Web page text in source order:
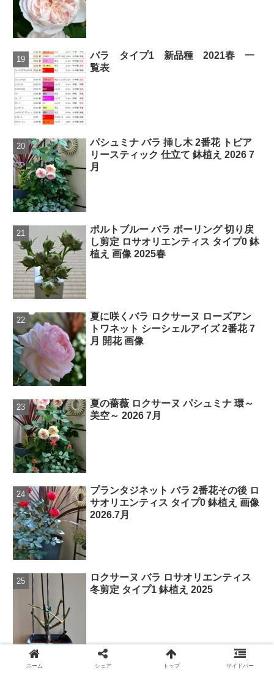
バラ タイプ1 新品種 2021春 一
覧表
パシュミナ バラ 挿し木 2番花 トピア
リースティック 仕立て 鉢植え 2026 7
月
ポルトブルー バラ ボーリング 切り戻
し剪定 ロサオリエンティス タイプ0 鉢
植え 画像 2025春
夏に咲くバラ ロクサーヌ ローズアン
トワネット シーシェルアイズ 2番花 7
月 開花 画像
夏の薔薇 ロクサーヌ パシュミナ 環～
美空～ 2026 7月
プランタジネット バラ 2番花その後 ロ
サオリエンティス タイプ0 鉢植え 画像
2026.7月
ロクサーヌ バラ ロサオリエンティス
冬剪定 タイプ1 鉢植え 2025
プランタジネット バラ ロサオリエン
ホーム シェア トップ サイドバー